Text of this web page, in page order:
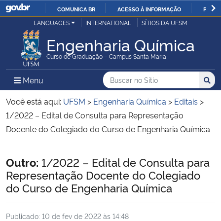
IR
O
COMUNICA BR ACESSO À INFORMAÇÃO
Ministério da Justiça e Segurança Pública
Ministério da Defesa
Ministério das Relações Exteriores
Ministério da Economia
Ministério da Agricultura, Pecuária e Abastecimento
Ministério da Educação
LANGUAGES INTERNATIONAL SÍTIOS DA UFSM
Engenharia Química
Curso de Graduação – Campus Santa Maria
Menu Menu Principal do Sítio
Busca
Buscar no no Sítio
Busca:
Você está aqui: UFSM > Engenharia Química > Editais >
1/2022 – Edital de Consulta para Representação
Docente do Colegiado do Curso de Engenharia Química
Início do conteúdo
Outro: 1/2022 – Edital de Consulta para
Representação Docente do Colegiado
do Curso de Engenharia Química
Publicado: 10 de fev de 2022 às 14:48